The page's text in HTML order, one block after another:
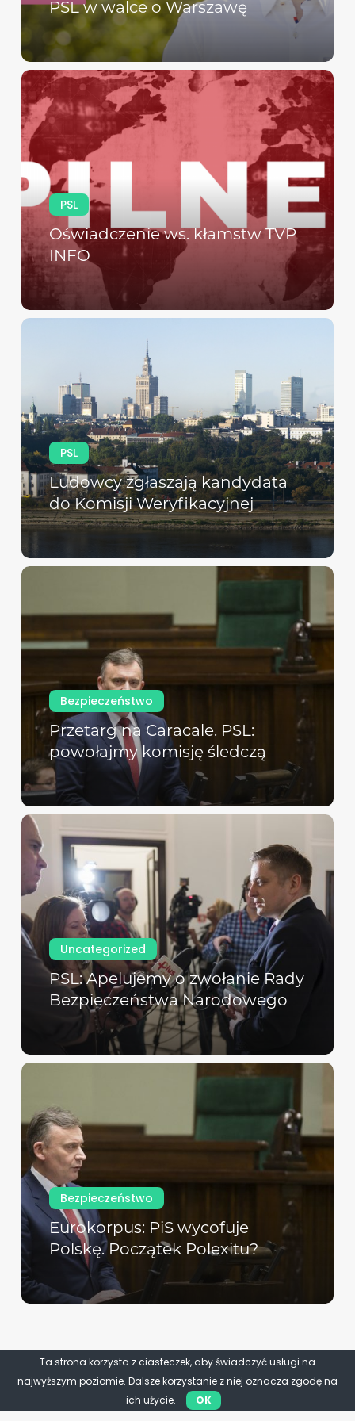
PSL w walce o Warszawę
PSL
Oświadczenie ws. kłamstw TVP
INFO
PSL
Ludowcy zgłaszają kandydata
do Komisji Weryfikacyjnej
Bezpieczeństwo
Przetarg na Caracale. PSL:
powołajmy komisję śledczą
Uncategorized
PSL: Apelujemy o zwołanie Rady
Bezpieczeństwa Narodowego
Bezpieczeństwo
Eurokorpus: PiS wycofuje
Polskę. Początek Polexitu?
Ta strona korzysta z ciasteczek, aby świadczyć usługi na
najwyższym poziomie. Dalsze korzystanie z niej oznacza zgodę na
ich użycie.
OK